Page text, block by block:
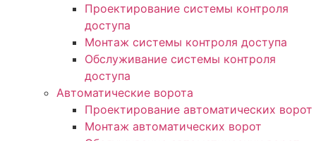
Проектирование системы контроля
доступа
Монтаж системы контроля доступа
Обслуживание системы контроля
доступа
Автоматические ворота
Проектирование автоматических ворот
Монтаж автоматических ворот